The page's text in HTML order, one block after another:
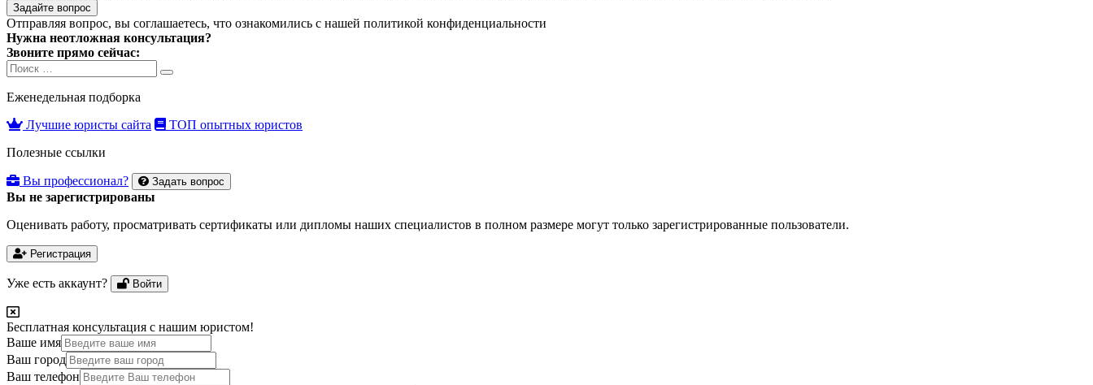
Задайте вопрос
Отправляя вопрос, вы соглашаетесь, что ознакомились с нашей политикой конфиденциальности
Нужна неотложная консультация?
Звоните прямо сейчас:
Search
for:
Search
Еженедельная подборка
Лучшие юристы сайта
ТОП опытных юристов
Полезные ссылки
Вы профессионал? Задать вопрос
Вы не зарегистрированы
Оценивать работу, просматривать сертификаты или дипломы наших специалистов в полном размере могут только зарегистрированные пользователи.
Регистрация
Уже есть аккаунт? Войти
Бесплатная консультация с нашим юристом!
Ваше имя
Ваш город
Ваш телефон